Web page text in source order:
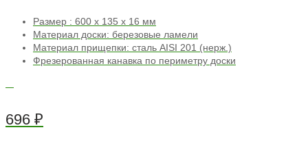
Размер : 600 х 135 х 16 мм
Материал доски: березовые ламели
Материал прищепки: сталь AISI 201 (нерж.)
Фрезерованная канавка по периметру доски
696 ₽